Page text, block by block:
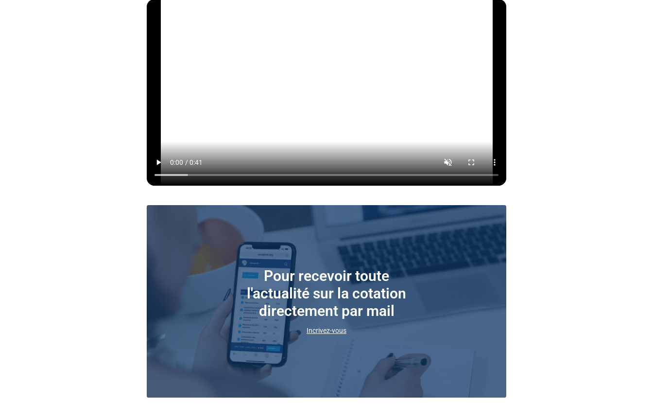
Pour recevoir toute
l'actualité sur la cotation
directement par mail
Incrivez-vous